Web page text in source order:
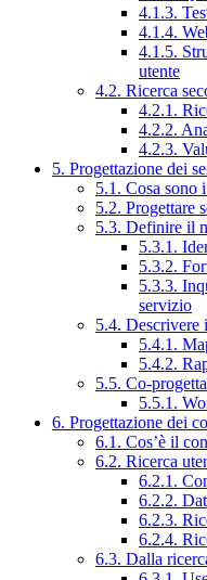
4.1.3.
4.1.4.
4.1.5.
utente
4.2. Ricerca
4.2.1.
4.2.2.
4.2.3.
5. Progettazione dei
5.1. Cosa sono
5.2. Progettare
5.3. Definire il
5.3.1.
5.3.2.
5.3.3.
servizio
5.4. Descrivere
5.4.1.
5.4.2.
5.5. Co-
5.5.1.
6. Progettazione dei
6.1. Cos’è il
6.2. Ricerca
6.2.1.
6.2.2.
6.2.3.
6.2.4.
6.3. Dalla